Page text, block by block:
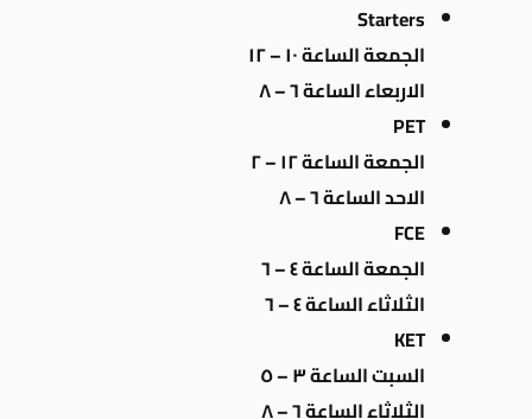
Starters
الجمعة الساعة ١٠ – ١٢
الاربعاء الساعة ٦ – ٨
PET
الجمعة الساعة ١٢ – ٢
الاحد الساعة ٦ – ٨
FCE
الجمعة الساعة ٤ – ٦
الثلاثاء الساعة ٤ – ٦
KET
السبت الساعة ٣ – ٥
الثلاثاء الساعة ٦ – ٨